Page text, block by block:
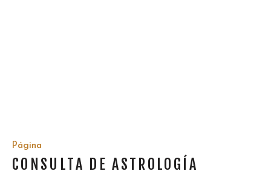
Página
CONSULTA DE ASTROLOGÍA